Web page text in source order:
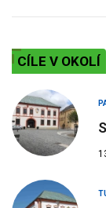
CÍLE V OKOLÍ